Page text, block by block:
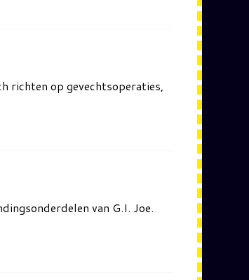
richten op gevechtsoperaties,
van G.I. Joe.